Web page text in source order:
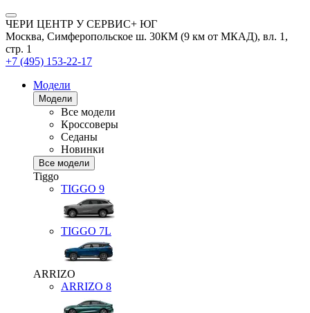
ЧЕРИ ЦЕНТР У СЕРВИС+ ЮГ
Москва, Симферопольское ш. 30КМ (9 км от МКАД), вл. 1,
стр. 1
+7 (495) 153-22-17
Модели
Модели
Все модели
Кроссоверы
Седаны
Новинки
Все модели
Tiggo
TIGGO 9
TIGGO 7L
ARRIZO
ARRIZO 8